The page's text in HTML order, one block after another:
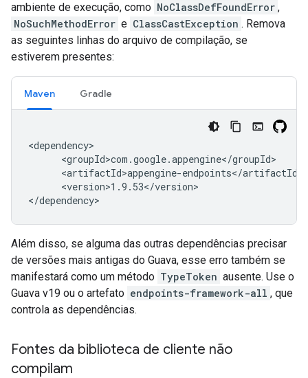
ambiente de execução, como NoClassDefFoundError ,
NoSuchMethodError e ClassCastException . Remova
as seguintes linhas do arquivo de compilação, se
estiverem presentes:
Maven Gradle
<version>1.9.53</version>
</dependency>
Além disso, se alguma das outras dependências precisar
de versões mais antigas do Guava, esse erro também se
manifestará como um método TypeToken ausente. Use o
Guava v19 ou o artefato endpoints-framework-all , que
controla as dependências.
Fontes da biblioteca de cliente não
compilam